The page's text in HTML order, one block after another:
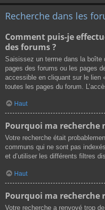
Recherche dans les
Comment puis-je
des forums ?
Saisissez un terme dans la boîte
pages des forums ou les pages
accessible en cliquant sur le lien
toutes les pages du forum.
Haut
Pourquoi ma recherche
Votre recherche était
communs qui ne sont pas
et d’utiliser les différents filtres
Haut
Pourquoi ma recherche
Votre recherche a renvoyé trop